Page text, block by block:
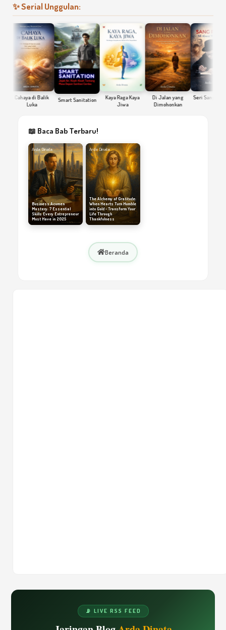
✨ Serial Unggulan:
Cahaya di Balik
Smart Sanitation
Kaya Raga Kaya
Jiwa
Di Jalan yang
Dimohonkan
Seri Sang Penulis
📖 Baca Bab Terbaru!
Arda Dinata
Business Acumen
Mastery: 7 Essential
Skills Every Entrepreneur
Must Have in 2025
Arda Dinata
The Alchemy of Gratitude:
When Hearts Turn Humble
into Gold - Transform Your
Life Through
Thankfulness
Beranda
📡 LIVE RSS FEED